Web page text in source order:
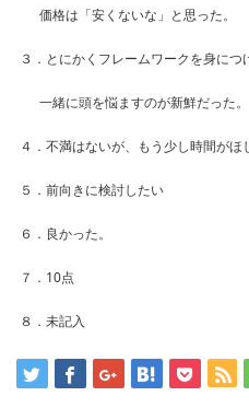
価格は「安くないな」と思った。
３．とにかくフレームワークを身に
一緒に頭を悩ますのが新鮮だった。
４．不満はないが、もう少し時間がほ
５．前向きに検討したい
６．良かった。
７．10点
８．未記入